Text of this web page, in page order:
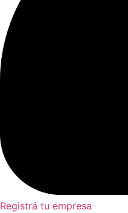
Registrá tu empresa